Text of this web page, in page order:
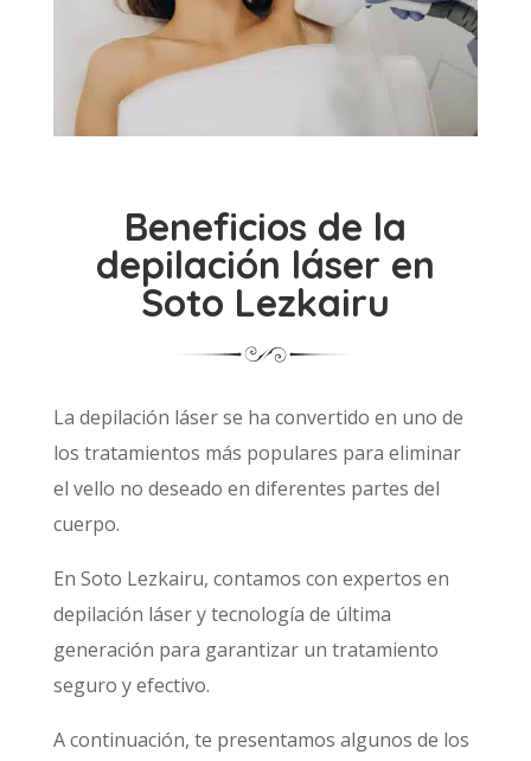
Beneficios de la
depilación láser en
Soto Lezkairu
La depilación láser se ha convertido en uno de
los tratamientos más populares para eliminar
el vello no deseado en diferentes partes del
cuerpo.
En Soto Lezkairu, contamos con expertos en
depilación láser y tecnología de última
generación para garantizar un tratamiento
seguro y efectivo.
A continuación, te presentamos algunos de los